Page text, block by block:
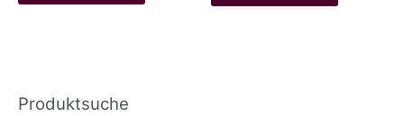
Produktsuche